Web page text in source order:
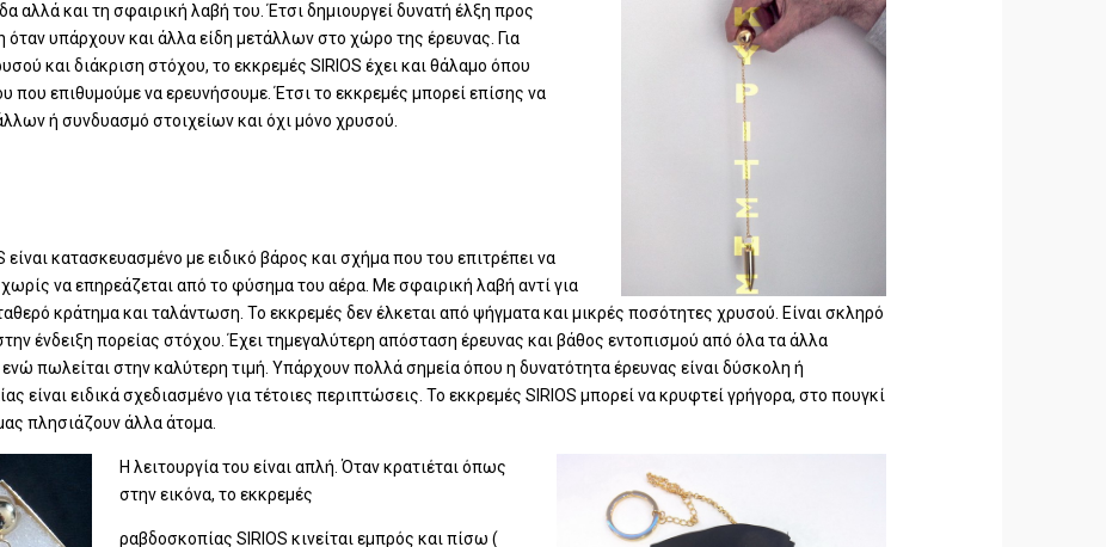
αλλά και τη σφαιρική λαβή του. Έτσι δημιουργεί δυνατή έλξη προς
όταν υπάρχουν και άλλα είδη μετάλλων στο χώρο της έρευνας. Για
και διάκριση στόχου, το εκκρεμές SIRIOS έχει και θάλαμο όπου
που επιθυμούμε να ερευνήσουμε. Έτσι το εκκρεμές μπορεί επίσης να
ή συνδυασμό στοιχείων και όχι μόνο χρυσού.
κατασκευασμένο με ειδικό βάρος και σχήμα που του επιτρέπει να
να επηρεάζεται από το φύσημα του αέρα. Με σφαιρική λαβή αντί για
κράτημα και ταλάντωση. Το εκκρεμές δεν έλκεται από ψήγματα και μικρές ποσότητες χρυσού. Είναι σκληρό
ένδειξη πορείας στόχου. Έχει τημεγαλύτερη απόσταση έρευνας και βάθος εντοπισμού από όλα τα άλλα
πωλείται στην καλύτερη τιμή. Υπάρχουν πολλά σημεία όπου η δυνατότητα έρευνας είναι δύσκολη ή
είναι ειδικά σχεδιασμένο για τέτοιες περιπτώσεις. Το εκκρεμές SIRIOS μπορεί να κρυφτεί γρήγορα, στο πουγκί
πλησιάζουν άλλα άτομα.
Η λειτουργία του είναι απλή. Όταν κρατιέται όπως
στην εικόνα, το εκκρεμές
ραβδοσκοπίας SIRIOS κινείται εμπρός και πίσω (